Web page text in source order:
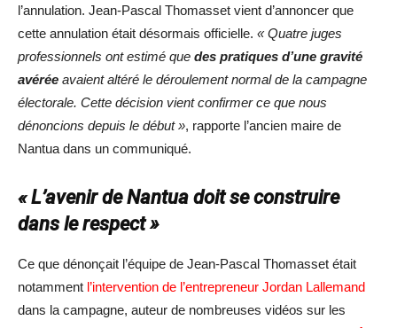
l’annulation. Jean-Pascal Thomasset vient d’annoncer que
cette annulation était désormais officielle. « Quatre juges
professionnels ont estimé que des pratiques d’une gravité
avérée avaient altéré le déroulement normal de la campagne
électorale. Cette décision vient confirmer ce que nous
dénoncions depuis le début », rapporte l’ancien maire de
Nantua dans un communiqué.
« L’avenir de Nantua doit se construire
dans le respect »
Ce que dénonçait l’équipe de Jean-Pascal Thomasset était
notamment l’intervention de l’entrepreneur Jordan Lallemand
dans la campagne, auteur de nombreuses vidéos sur les